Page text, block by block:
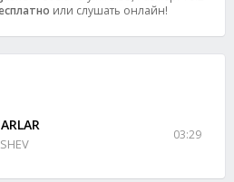
или слушать онлайн!
03:29